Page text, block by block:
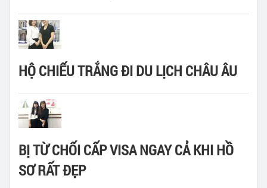
HỘ CHIẾU TRẮNG ĐI DU LỊCH CHÂU ÂU
BỊ TỪ CHỐI CẤP VISA NGAY CẢ KHI HỒ
SƠ RẤT ĐẸP